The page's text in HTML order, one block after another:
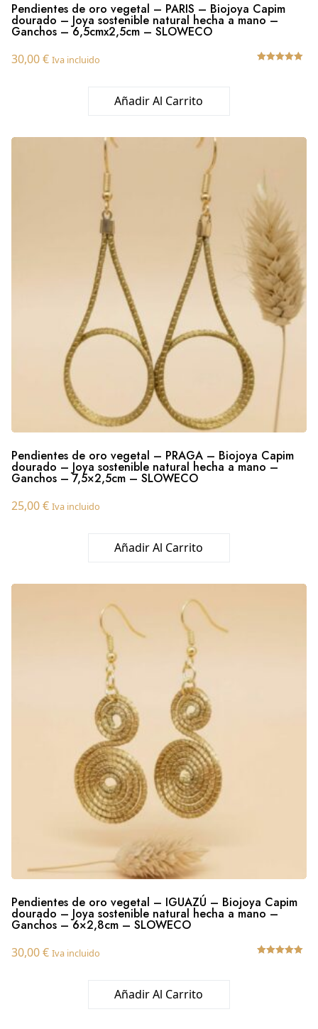
Pendientes de oro vegetal – PARIS – Biojoya Capim
dourado – Joya sostenible natural hecha a mano –
Ganchos – 6,5cmx2,5cm – SLOWECO
30,00€ Iva incluido
Añadir Al Carrito
Pendientes de oro vegetal – PRAGA – Biojoya Capim
dourado – Joya sostenible natural hecha a mano –
Ganchos – 7,5×2,5cm – SLOWECO
25,00€ Iva incluido
Añadir Al Carrito
Pendientes de oro vegetal – IGUAZÚ – Biojoya Capim
dourado – Joya sostenible natural hecha a mano –
Ganchos – 6×2,8cm – SLOWECO
30,00€ Iva incluido
Añadir Al Carrito